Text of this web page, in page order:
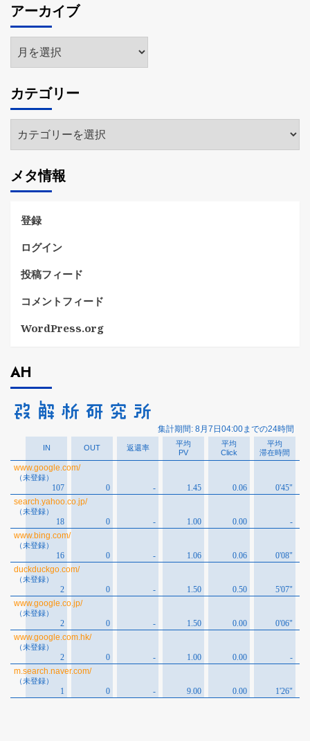
アーカイブ
ア
ー
イ
ブ
カテゴリー
テ
リ
ー
メタ情報
登録
ログイン
投稿フィード
コメントフィード
WordPress.org
AH